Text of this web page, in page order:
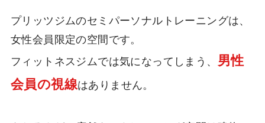
プリッツジムのセミパーソナルトレーニングは、
女性会員限定の空間です。
フィットネスジムでは気になってしまう、
男性
会員の視線はありません。